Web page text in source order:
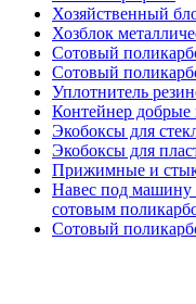
Хозяйственный
Хозблок
Сотовый
Сотовый
Уплотнитель
Контейнер
Экобоксы для
Экобоксы для
Прижимные и
Навес под
сотовым
Сотовый